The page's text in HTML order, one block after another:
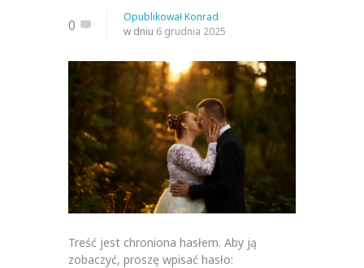
0 OpublikowałKonrad
w dniu 6 grudnia 2025
Treść jest chroniona hasłem. Aby ją
zobaczyć, proszę wpisać hasło: